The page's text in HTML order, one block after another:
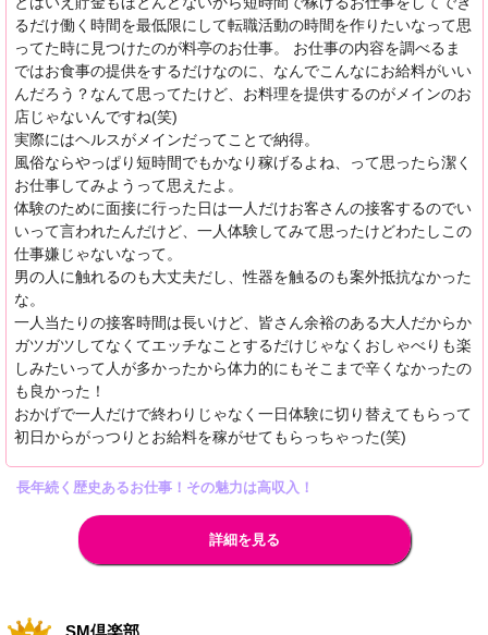
るだけ働く時間を最低限にして転職活動の時間を作りたいなって思
ってた時に見つけたのが料亭のお仕事。 お仕事の内容を調べるま
ではお食事の提供をするだけなのに、なんでこんなにお給料がいい
んだろう？なんて思ってたけど、お料理を提供するのがメインのお
店じゃないんですね(笑)
実際にはヘルスがメインだってことで納得。
風俗ならやっぱり短時間でもかなり稼げるよね、って思ったら潔く
お仕事してみようって思えたよ。
体験のために面接に行った日は一人だけお客さんの接客するのでい
いって言われたんだけど、一人体験してみて思ったけどわたしこの
仕事嫌じゃないなって。
男の人に触れるのも大丈夫だし、性器を触るのも案外抵抗なかった
な。
一人当たりの接客時間は長いけど、皆さん余裕のある大人だからか
ガツガツしてなくてエッチなことするだけじゃなくおしゃべりも楽
しみたいって人が多かったから体力的にもそこまで辛くなかったの
も良かった！
おかげで一人だけで終わりじゃなく一日体験に切り替えてもらって
初日からがっつりとお給料を稼がせてもらっちゃった(笑)
長年続く歴史あるお仕事！その魅力は高収入！
詳細を見る
SM倶楽部